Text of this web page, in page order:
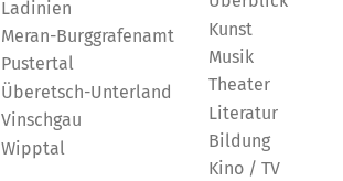
Ladinien
Meran-Burggrafenamt
Pustertal
Überetsch-Unterland
Vinschgau
Wipptal
Kunst
Musik
Theater
Literatur
Bildung
Kino / TV